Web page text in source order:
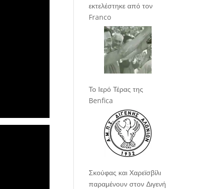
εκτελέστηκε από τον
Franco
Το Ιερό Τέρας της
Benfica
Σκούφας και Χαρεϊσβίλι
παραμένουν στον Διγενή